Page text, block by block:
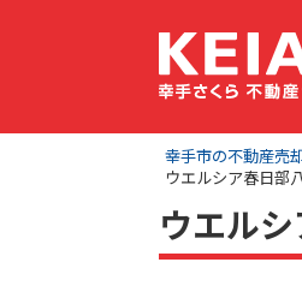
幸手市の不動産売
ウエルシア春日部
ウエル